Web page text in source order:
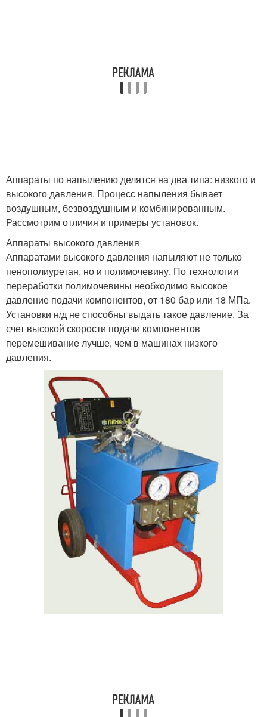
Аппараты по напылению делятся на два типа: низкого и
высокого давления. Процесс напыления бывает
воздушным, безвоздушным и комбинированным.
Рассмотрим отличия и примеры установок.
Аппараты высокого давления
Аппаратами высокого давления напыляют не только
пенополиуретан, но и полимочевину. По технологии
переработки полимочевины необходимо высокое
давление подачи компонентов, от 180 бар или 18 МПа.
Установки н/д не способны выдать такое давление. За
счет высокой скорости подачи компонентов
перемешивание лучше, чем в машинах низкого
давления.